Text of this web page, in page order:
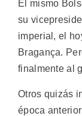
El mismo
su
imperial, el
Bragança.
finalmente al
Otros quizás
época